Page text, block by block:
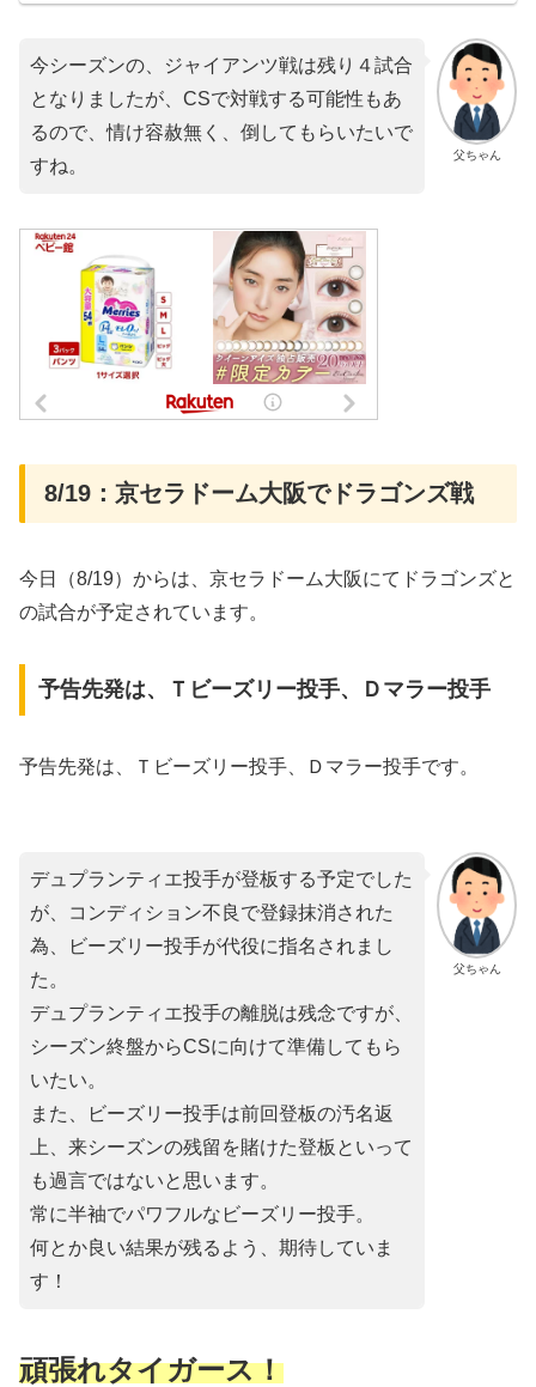
父ちゃん
今シーズンの、ジャイアンツ戦は残り４試合
となりましたが、CSで対戦する可能性もあ
るので、情け容赦無く、倒してもらいたいで
すね。
8/19：京セラドーム大阪でドラゴンズ戦
今日（8/19）からは、京セラドーム大阪にてドラゴンズと
の試合が予定されています。
予告先発は、Ｔビーズリー投手、Ｄマラー投手
予告先発は、Ｔビーズリー投手、Ｄマラー投手です。
父ちゃん
デュプランティエ投手が登板する予定でした
が、コンディション不良で登録抹消された
為、ビーズリー投手が代役に指名されまし
た。
デュプランティエ投手の離脱は残念ですが、
シーズン終盤からCSに向けて準備してもら
いたい。
また、ビーズリー投手は前回登板の汚名返
上、来シーズンの残留を賭けた登板といって
も過言ではないと思います。
常に半袖でパワフルなビーズリー投手。
何とか良い結果が残るよう、期待していま
す！
頑張れタイガース！